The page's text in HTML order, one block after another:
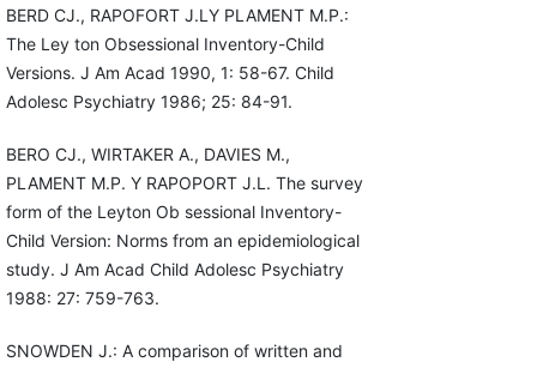
BERD CJ., RAPOFORT J.LY PLAMENT M.P.:
The Ley ton Obsessional Inventory-Child
Versions. J Am Acad 1990, 1: 58-67. Child
Adolesc Psychiatry 1986; 25: 84-91.
BERO CJ., WIRTAKER A., DAVIES M.,
PLAMENT M.P. Y RAPOPORT J.L. The survey
form of the Leyton Ob sessional Inventory-
Child Version: Norms from an epidemiological
study. J Am Acad Child Adolesc Psychiatry
1988: 27: 759-763.
SNOWDEN J.: A comparison of written and